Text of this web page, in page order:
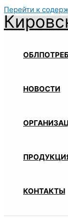
Перейти к
НОВОСТИ
КОНТАКТЫ